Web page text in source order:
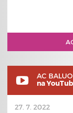
AC BALUO
na
27. 7. 2022